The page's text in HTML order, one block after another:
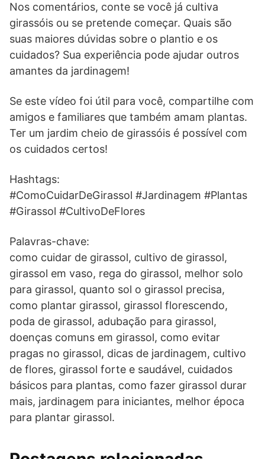
Nos comentários, conte se você já cultiva
girassóis ou se pretende começar. Quais são
suas maiores dúvidas sobre o plantio e os
cuidados? Sua experiência pode ajudar outros
amantes da jardinagem!
Se este vídeo foi útil para você, compartilhe com
amigos e familiares que também amam plantas.
Ter um jardim cheio de girassóis é possível com
os cuidados certos!
Hashtags:
#ComoCuidarDeGirassol #Jardinagem #Plantas
#Girassol #CultivoDeFlores
Palavras-chave:
como cuidar de girassol, cultivo de girassol,
girassol em vaso, rega do girassol, melhor solo
para girassol, quanto sol o girassol precisa,
como plantar girassol, girassol florescendo,
poda de girassol, adubação para girassol,
doenças comuns em girassol, como evitar
pragas no girassol, dicas de jardinagem, cultivo
de flores, girassol forte e saudável, cuidados
básicos para plantas, como fazer girassol durar
mais, jardinagem para iniciantes, melhor época
para plantar girassol.